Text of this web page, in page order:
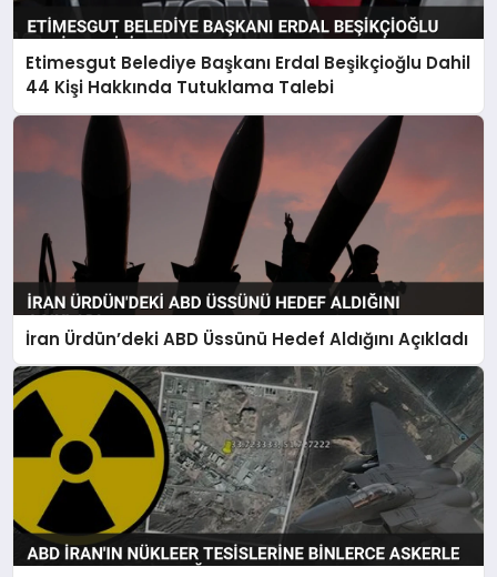
Etimesgut Belediye Başkanı Erdal Beşikçioğlu Dahil
44 Kişi Hakkında Tutuklama Talebi
İran Ürdün’deki ABD Üssünü Hedef Aldığını Açıkladı